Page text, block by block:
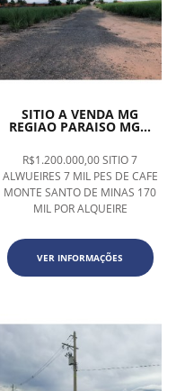
SITIO A VENDA MG
REGIAO PARAISO MG...
R$1.200.000,00 SITIO 7
ALWUEIRES 7 MIL PES DE CAFE
MONTE SANTO DE MINAS 170
MIL POR ALQUEIRE
VER INFORMAÇÕES